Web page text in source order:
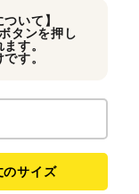
いて】
タンを押し
す。
す。
のサイズ